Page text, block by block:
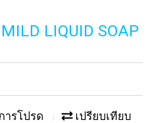
LIQUID SOAP
ารโปรด เปรียบเทียบ